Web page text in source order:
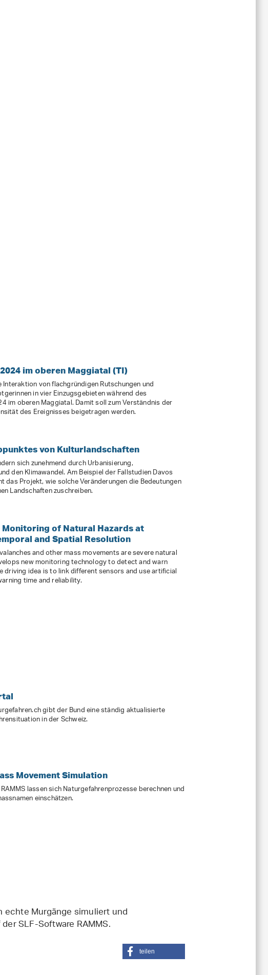
im oberen Maggiatal (TI)
von flachgründigen Rutschungen und
in vier Einzugsgebieten während des
im oberen Maggiatal. Damit soll zum Verständnis der
des Ereignisses beigetragen werden.
von Kulturlandschaften
sich zunehmend durch Urbanisierung,
den Klimawandel. Am Beispiel der Fallstudien Davos
das Projekt, wie solche Veränderungen die Bedeutungen
Landschaften zuschreiben.
Monitoring of Natural Hazards at
and Spatial Resolution
and other mass movements are severe natural
new monitoring technology to detect and warn
driving idea is to link different sensors and use artificial
time and reliability.
gibt der Bund eine ständig aktualisierte
in der Schweiz.
Movement Simulation
lassen sich Naturgefahrenprozesse berechnen und
einschätzen.
echte Murgänge simuliert und
SLF-Software RAMMS.
teilen